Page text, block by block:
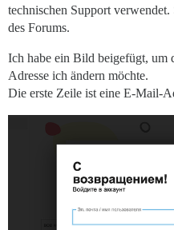
technischen Support
des Forums.
Ich habe ein Bild beigefügt,
Adresse ich ändern möchte.
Die erste Zeile ist eine E-Mail-